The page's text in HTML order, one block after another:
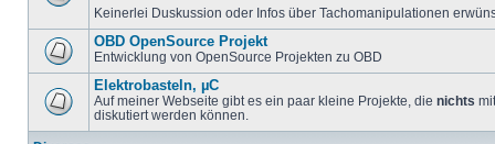
Keinerlei Duskussion oder Infos über Tachomanipulationen
OBD OpenSource Projekt
Entwicklung von OpenSource Projekten zu OBD
Elektrobasteln, µC
Auf meiner Webseite gibt es ein paar kleine Projekte, die nichts
diskutiert werden können.